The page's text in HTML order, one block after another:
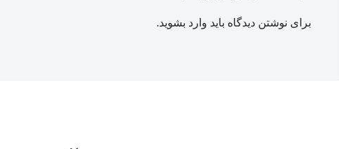
برای نوشتن دیدگاه باید وارد بشوید.